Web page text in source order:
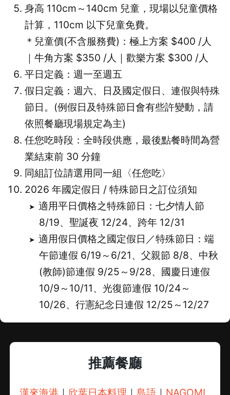
身高 110cm～140cm 兒童，現場以兒童價格
計算，110cm 以下兒童免費。
＊兒童價(不含服務費)：極上方案 $400 /人
｜牛角方案 $350 /人｜歡樂方案 $300 /人
平日定義：週一至週五
假日定義：週六、日及國定假日、連假與特殊
節日。(例假日及特殊節日會有些許變動，請
依照餐廳現場規定為主)
任您吃時段：全時段供應，最後點餐時間為營
業結束前 30 分鐘
同組訂位請選用同一組〈任您吃〉
2026 年國定假日 / 特殊節日之訂位須知
適用平日價格之特殊節日：七夕情人節
8/19、聖誕夜 12/24、跨年 12/31
適用假日價格之國定假日／特殊節日：端
午節連假 6/19～6/21、父親節 8/8、中秋
(教師)節連假 9/25～9/28、國慶日連假
10/9～10/11、光復節連假 10/24～
10/26、行憲紀念日連假 12/25～12/27
推薦餐廳
漢來海港 ｜ 欣葉日本料理 ｜島語 ｜ NAGOMI